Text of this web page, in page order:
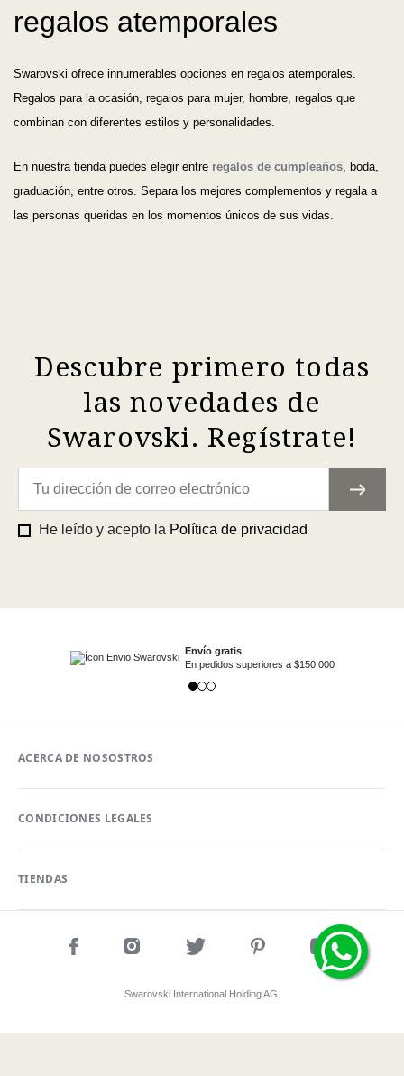
regalos atemporales
Swarovski ofrece innumerables opciones en regalos atemporales.
Regalos para la ocasión, regalos para mujer, hombre, regalos que
combinan con diferentes estilos y personalidades.
En nuestra tienda puedes elegir entre regalos de cumpleaños , boda,
graduación, entre otros. Separa los mejores complementos y regala a
las personas queridas en los momentos únicos de sus vidas.
Descubre primero todas
las novedades de
Swarovski. Regístrate!
He leído y acepto la Política de privacidad
Envío gratis
En pedidos superiores a $150.000
ACERCA DE NOSOSTROS
CONDICIONES LEGALES
TIENDAS
Swarovski International Holding AG.